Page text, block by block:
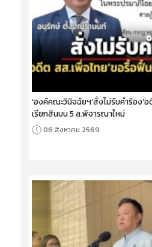
‘องค์คณะวินิจฉัยฯ’สั่งไม่รับคำร้อง‘
เรียกสินบน 5 ล.พิจารณาใหม่
06 สิงหาคม 2569